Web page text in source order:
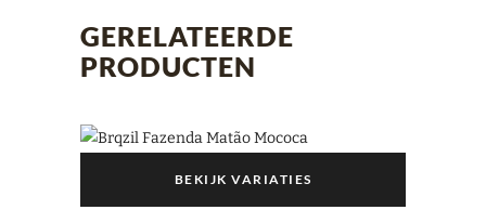
GERELATEERDE
PRODUCTEN
BEKIJK VARIATIES